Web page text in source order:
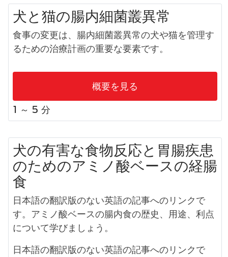
犬と猫の腸内細菌叢異常
食事の変更は、腸内細菌叢異常の犬や猫を管理す
るための治療計画の重要な要素です。
概要を見る
1 ～ 5 分
犬の有害な食物反応と胃腸疾患
のためのアミノ酸ベースの経腸
食
日本語の翻訳版のない英語の記事へのリンクで
す。アミノ酸ベースの腸内食の歴史、用途、利点
について学びましょう。
日本語の翻訳版のない英語の記事へのリンクで